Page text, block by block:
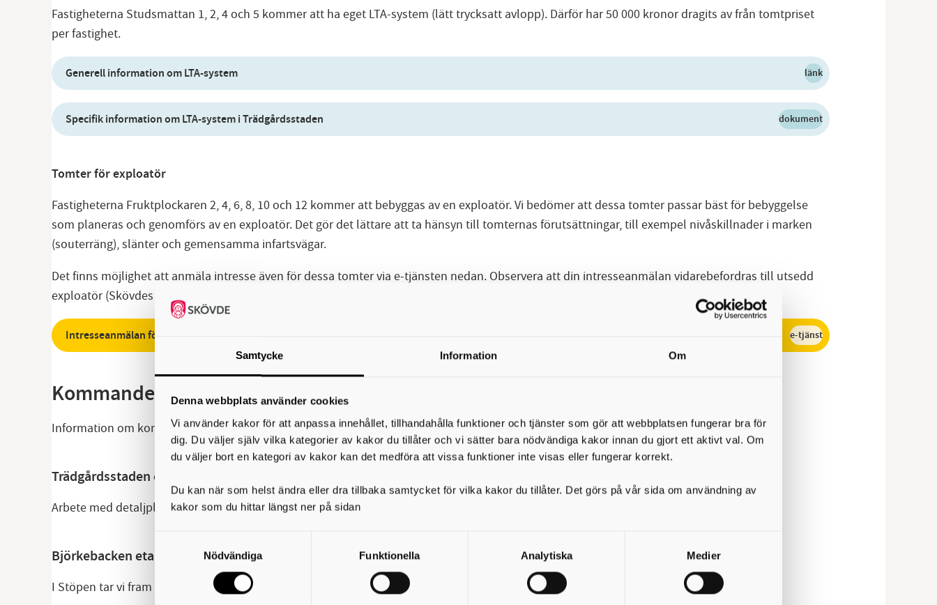
Samtycke Information Om
Denna webbplats använder cookies
Vi använder kakor för att anpassa innehållet, tillhandahålla funktioner och tjänster som gör att webbplatsen fungerar bra för
dig. Du väljer själv vilka kategorier av kakor du tillåter och vi sätter bara nödvändiga kakor innan du gjort ett aktivt val. Om
du väljer bort en kategori av kakor kan det medföra att vissa funktioner inte visas eller fungerar korrekt.
Du kan när som helst ändra eller dra tillbaka samtycket för vilka kakor du tillåter. Det görs på vår sida om användning av
kakor som du hittar längst ner på sidan
Nödvändiga
Funktionella Analytiska Medier
Fastigheterna Studsmattan 1, 2, 4 och 5 kommer att ha eget LTA-system (lätt trycksatt avlopp). Därför har 50 000 kronor dragits av från tomtpriset
per fastighet.
Generell information om LTA-system länk
Specifik information om LTA-system i Trädgårdsstaden dokument
Tomter för exploatör
Fastigheterna Fruktplockaren 2, 4, 6, 8, 10 och 12 kommer att bebyggas av en exploatör. Vi bedömer att dessa tomter passar bäst för bebyggelse
som planeras och genomförs av en exploatör. Det gör det lättare att ta hänsyn till tomternas förutsättningar, till exempel nivåskillnader i marken
(souterräng), slänter och gemensamma infartsvägar.
Det finns möjlighet att anmäla intresse även för dessa tomter via e-tjänsten nedan. Observera att din intresseanmälan vidarebefordras till utsedd
exploatör (Skövdes Sambo AB) som därefter ansvarar för den fortsatta kontakten.
Intresseanmälan för tomt via exploatör e-tjänst
Kommande tomtsläpp
Information om kommande tomtsläpp skickas ut till alla som står i tomtkön ungefär en månad innan anmälan öppnar.
Trädgårdsstaden etapp 5
Arbete med detaljplanen för Trädgårdsstadens femte etapp pågår. Tomterna kommer att släppas i omgångar med preliminär start år 2028.
Björkebacken etapp 4, Stöpen
I Stöpen tar vi fram 26 nya villatomter. De beräknas släppas i början av 2027.